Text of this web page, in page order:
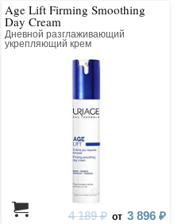
Age Lift Firming Smoothing
Day Cream
Дневной разглаживающий
укрепляющий крем
4 189 ₽ от 3 896 ₽